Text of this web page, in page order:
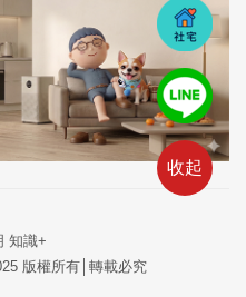
收起
知識+
版權所有│轉載必究